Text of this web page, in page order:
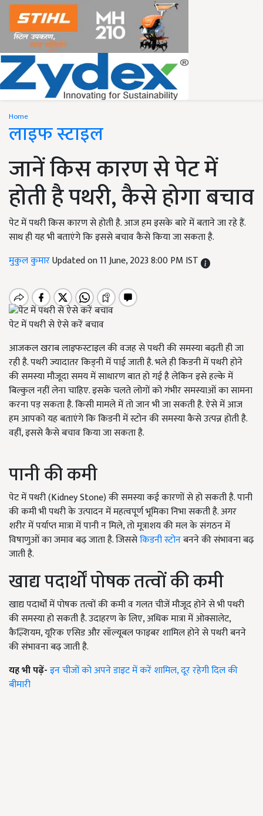
Home
लाइफ स्टाइल
जानें किस कारण से पेट में
होती है पथरी, कैसे होगा बचाव
पेट में पथरी किस कारण से होती है. आज हम इसके बारे में बताने जा रहे हैं.
साथ ही यह भी बताएंगे कि इससे बचाव कैसे किया जा सकता है.
मुकुल कुमारUpdated on 11 June, 2023 8:00 PM IST
पेट में पथरी से ऐसे करें बचाव
आजकल खराब लाइफस्टाइल की वजह से पथरी की समस्या बढ़ती ही जा
रही है. पथरी ज्यादातर किड्नी में पाई जाती है. भले ही किडनी में पथरी होने
की समस्या मौजूदा समय में साधारण बात हो गई है लेकिन इसे हल्के में
बिल्कुल नहीं लेना चाहिए. इसके चलते लोगों को गंभीर समस्याओं का सामना
करना पड़ सकता है. किसी मामले में तो जान भी जा सकती है. ऐसे में आज
हम आपको यह बताएंगे कि किडनी में स्टोन की समस्या कैसे उत्पन्न होती है.
वहीं, इससे कैसे बचाव किया जा सकता है.
पानी की कमी
पेट में पथरी (Kidney Stone) की समस्या कई कारणों से हो सकती है. पानी
की कमी भी पथरी के उत्पादन में महत्वपूर्ण भूमिका निभा सकती है. अगर
शरीर में पर्याप्त मात्रा में पानी न मिले, तो मूत्राशय की मल के संगठन में
विषाणुओं का जमाव बढ़ जाता है. जिससेकिडनी स्टोनबनने की संभावना बढ़
जाती है.
खाद्य पदार्थों पोषक तत्वों की कमी
खाद्य पदार्थों में पोषक तत्वों की कमी व गलत चीजें मौजूद होने से भी पथरी
की समस्या हो सकती है. उदाहरण के लिए, अधिक मात्रा में ओक्सालेट,
कैल्शियम, यूरिक एसिड और सॉल्यूबल फाइबर शामिल होने से पथरी बनने
की संभावना बढ़ जाती है.
यह भी पढ़ें-इन चीजों को अपने डाइट में करें शामिल, दूर रहेगी दिल की
बीमारी